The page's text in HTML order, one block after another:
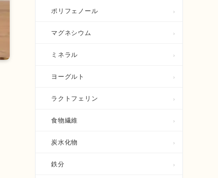
ポリフェノール
マグネシウム
ミネラル
ヨーグルト
ラクトフェリン
食物繊維
炭水化物
鉄分